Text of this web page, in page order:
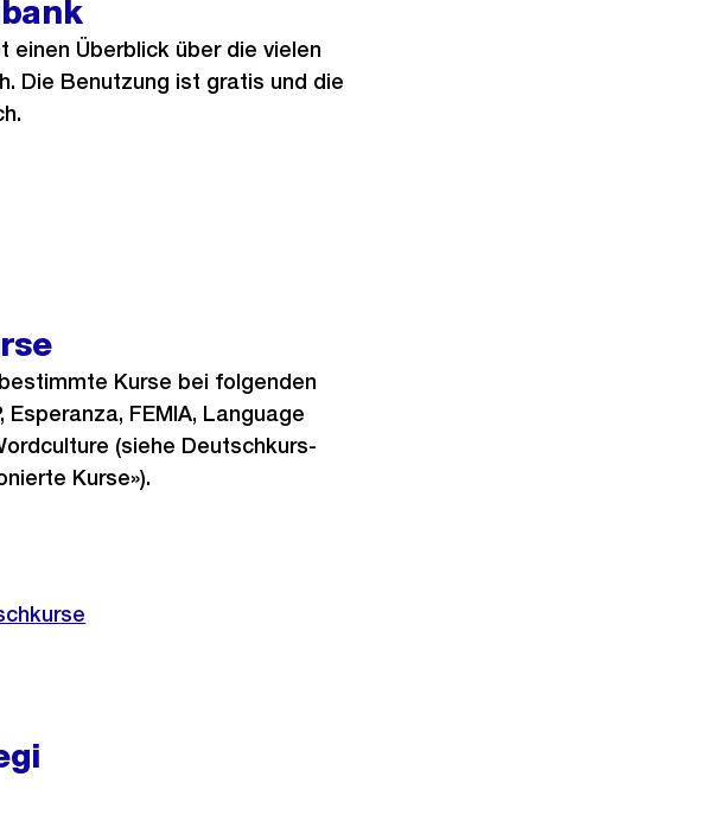
Überblick über die vielen
Die Benutzung ist gratis und die
Kurse bei folgenden
Esperanza, FEMIA, Language
(siehe Deutschkurs-
Kurse»).